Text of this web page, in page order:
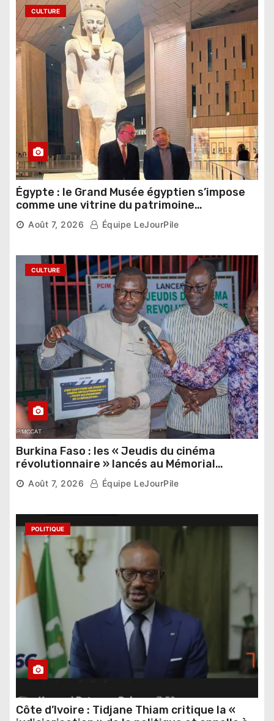
CULTURE
Égypte : le Grand Musée égyptien s’impose
comme une vitrine du patrimoine
pharaonique auprès des dirigeants
étrangers
Août 7, 2026 Équipe LeJourPile
CULTURE
Burkina Faso : les « Jeudis du cinéma
révolutionnaire » lancés au Mémorial
Thomas Sankara
Août 7, 2026 Équipe LeJourPile
POLITIQUE
Côte d’Ivoire : Tidjane Thiam critique la «